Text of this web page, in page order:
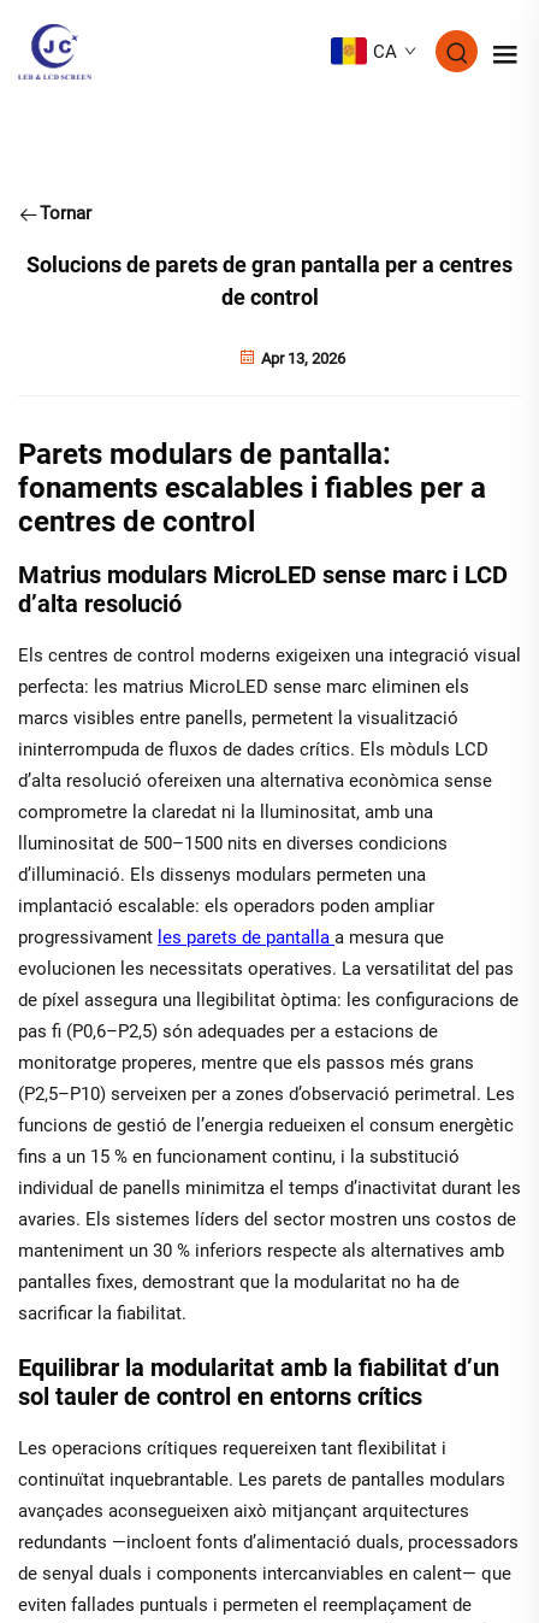
CA
Tornar
Solucions de parets de gran pantalla per a centres
de control
Apr 13, 2026
Parets modulars de pantalla:
fonaments escalables i fiables per a
centres de control
Matrius modulars MicroLED sense marc i LCD
d’alta resolució
Els centres de control moderns exigeixen una integració visual
perfecta: les matrius MicroLED sense marc eliminen els
marcs visibles entre panells, permetent la visualització
ininterrompuda de fluxos de dades crítics. Els mòduls LCD
d’alta resolució ofereixen una alternativa econòmica sense
comprometre la claredat ni la lluminositat, amb una
lluminositat de 500–1500 nits en diverses condicions
d’illuminació. Els dissenys modulars permeten una
implantació escalable: els operadors poden ampliar
progressivament les parets de pantalla a mesura que
evolucionen les necessitats operatives. La versatilitat del pas
de píxel assegura una llegibilitat òptima: les configuracions de
pas fi (P0,6–P2,5) són adequades per a estacions de
monitoratge properes, mentre que els passos més grans
(P2,5–P10) serveixen per a zones d’observació perimetral. Les
funcions de gestió de l’energia redueixen el consum energètic
fins a un 15 % en funcionament continu, i la substitució
individual de panells minimitza el temps d’inactivitat durant les
avaries. Els sistemes líders del sector mostren uns costos de
manteniment un 30 % inferiors respecte als alternatives amb
pantalles fixes, demostrant que la modularitat no ha de
sacrificar la fiabilitat.
Equilibrar la modularitat amb la fiabilitat d’un
sol tauler de control en entorns crítics
Les operacions crítiques requereixen tant flexibilitat i
continuïtat inquebrantable. Les parets de pantalles modulars
avançades aconsegueixen això mitjançant arquitectures
redundants —incloent fonts d’alimentació duals, processadors
de senyal duals i components intercanviables en calent— que
eviten fallades puntuals i permeten el reemplaçament de